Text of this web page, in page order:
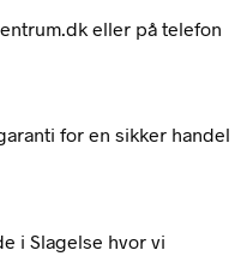
eller på telefon
for en sikker handel
i Slagelse hvor vi